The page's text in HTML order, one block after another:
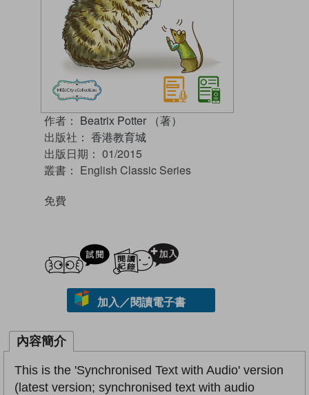
作者： Beatrix Potter （著）
出版社： 香港教育城
出版日期： 01/2015
叢書： English Classic Series
免費
試閲
加入／閱讀電子書
內容簡介
This is the 'Synchronised Text with Audio' version
(latest version; synchronised text with audio